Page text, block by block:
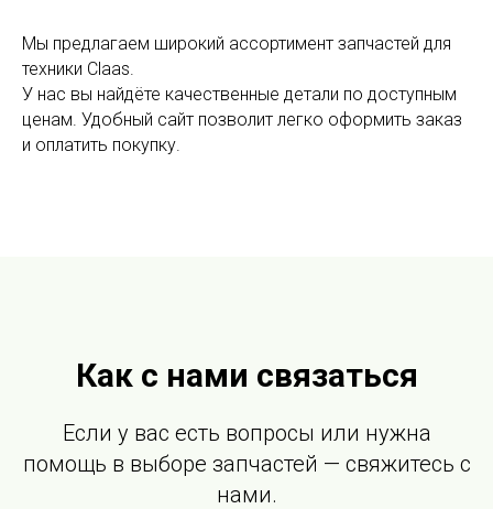
Мы предлагаем широкий ассортимент запчастей для
техники Claas.
У нас вы найдёте качественные детали по доступным
ценам. Удобный сайт позволит легко оформить заказ
и оплатить покупку.
Как с нами связаться
Если у вас есть вопросы или нужна
помощь в выборе запчастей — свяжитесь с
нами.